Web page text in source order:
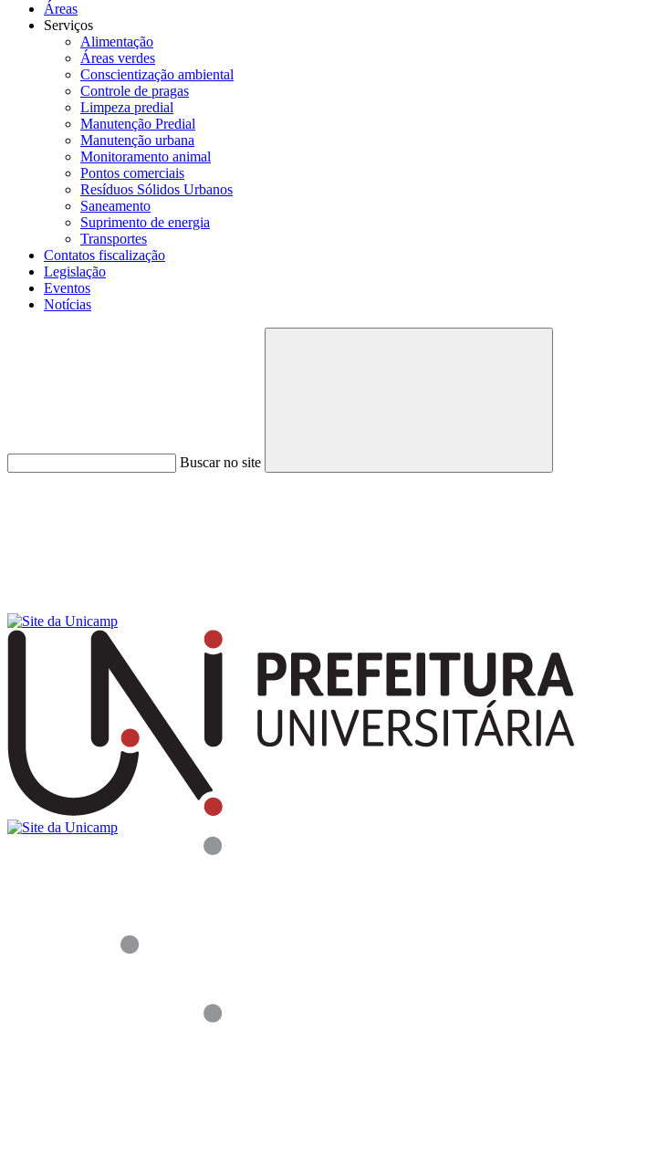
Áreas
Serviços
Alimentação
Áreas verdes
Conscientização ambiental
Controle de pragas
Limpeza predial
Manutenção Predial
Manutenção urbana
Monitoramento animal
Pontos comerciais
Resíduos Sólidos Urbanos
Saneamento
Suprimento de energia
Transportes
Contatos fiscalização
Legislação
Eventos
Notícias
Buscar no site
Buscar